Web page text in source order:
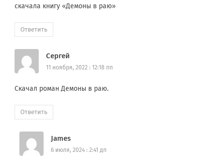
скачала книгу «Демоны в раю»
Ответить
Сергей
11 ноября, 2022 : 12:18 пп
Скачал роман Демоны в раю.
Ответить
James
6 июля, 2024 : 2:41 дп